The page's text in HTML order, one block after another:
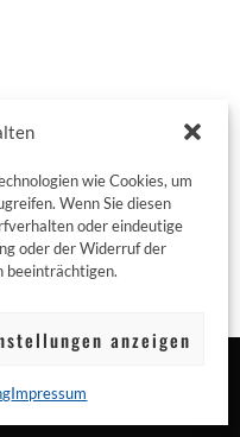
wie Cookies, um
Wenn Sie diesen
oder eindeutige
oder der Widerruf der
beeinträchtigen.
anzeigen
Impressum